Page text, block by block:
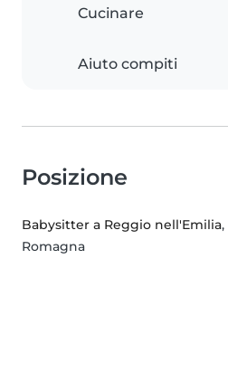
Cucinare
Aiuto compiti
Posizione
Babysitter a Reggio nell'Emilia
Romagna